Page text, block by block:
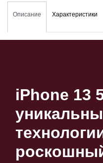
Описание Характеристики
iPhone 13